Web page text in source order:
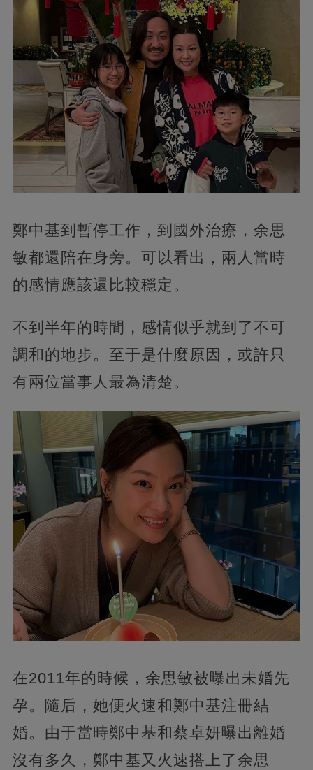
鄭中基到暫停工作，到國外治療，余思
敏都還陪在身旁。可以看出，兩人當時
的感情應該還比較穩定。
不到半年的時間，感情似乎就到了不可
調和的地步。至于是什麼原因，或許只
有兩位當事人最為清楚。
在2011年的時候，余思敏被曝出未婚先
孕。隨后，她便火速和鄭中基注冊結
婚。由于當時鄭中基和蔡卓妍曝出離婚
沒有多久，鄭中基又火速搭上了余思